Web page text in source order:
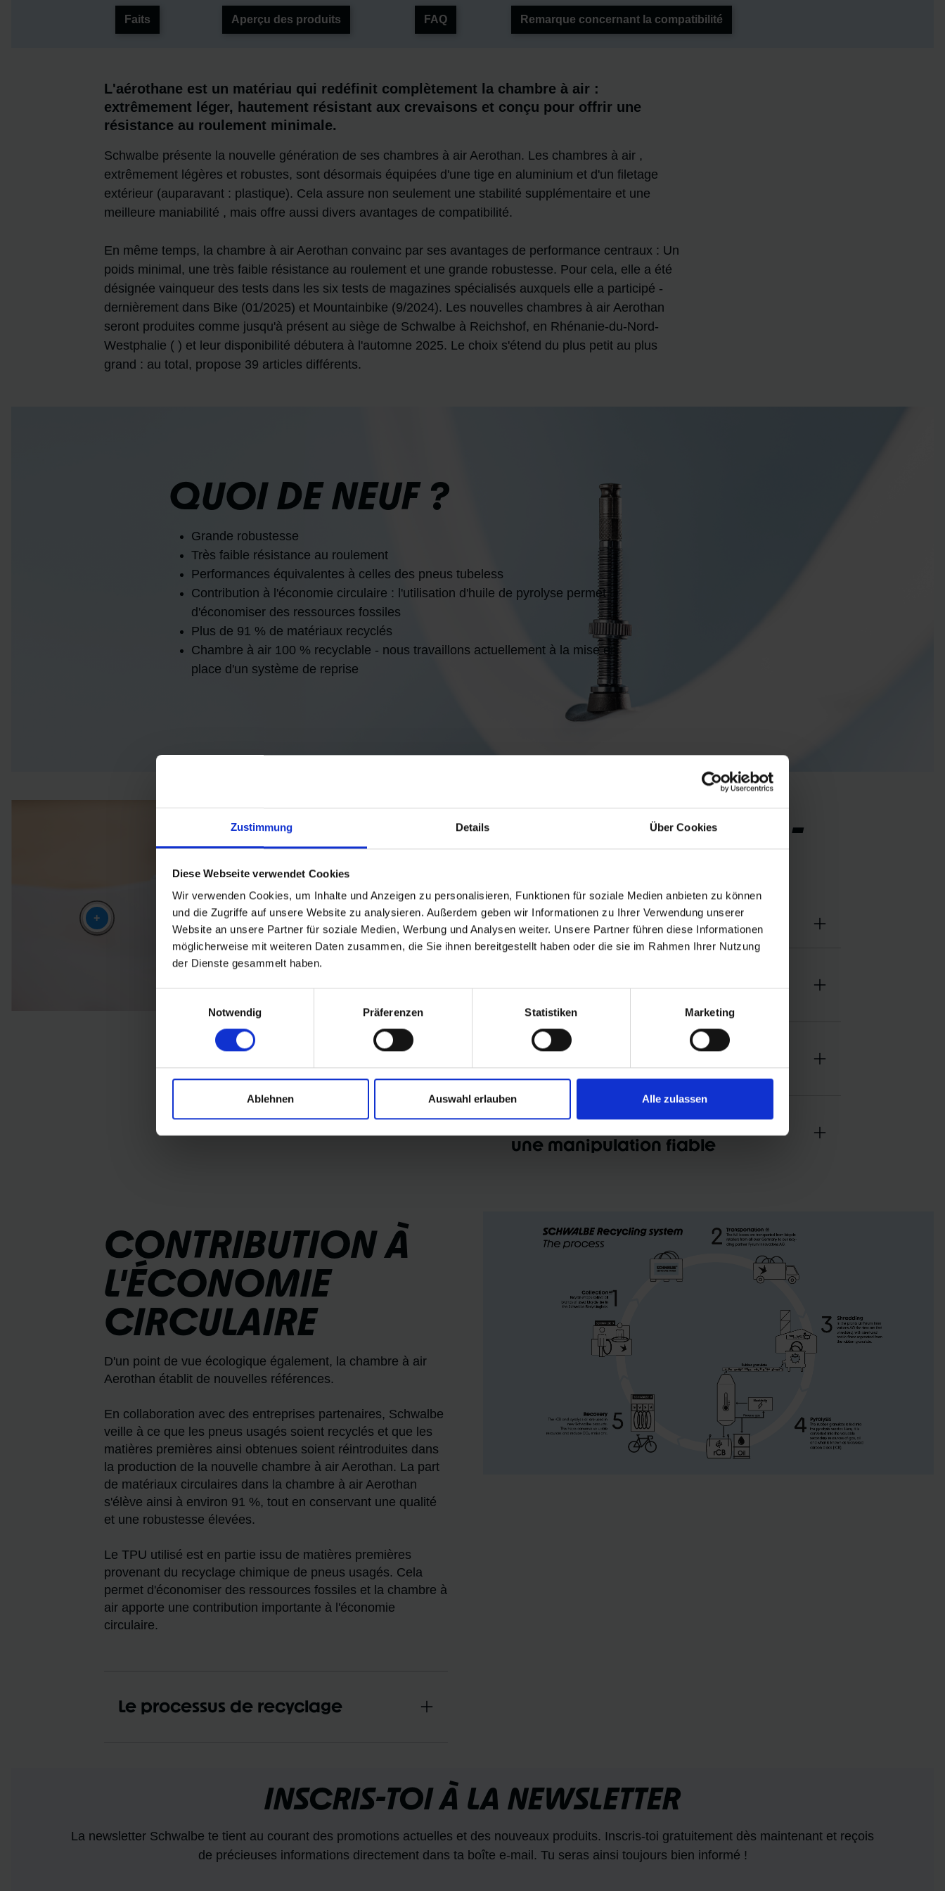
Zustimmung Details Über Cookies
Diese Webseite verwendet Cookies
Wir verwenden Cookies, um Inhalte und Anzeigen zu personalisieren, Funktionen für soziale Medien anbieten zu können
und die Zugriffe auf unsere Website zu analysieren. Außerdem geben wir Informationen zu Ihrer Verwendung unserer
Website an unsere Partner für soziale Medien, Werbung und Analysen weiter. Unsere Partner führen diese Informationen
möglicherweise mit weiteren Daten zusammen, die Sie ihnen bereitgestellt haben oder die sie im Rahmen Ihrer Nutzung
der Dienste gesammelt haben.
Notwendig
Präferenzen Statistiken Marketing
Ablehnen Auswahl erlauben Alle zulassen
Faits Aperçu des produits FAQ Remarque concernant la compatibilité
L'aérothane est un matériau qui redéfinit complètement la chambre à air :
extrêmement léger, hautement résistant aux crevaisons et conçu pour offrir une
résistance au roulement minimale.
Schwalbe présente la nouvelle génération de ses chambres à air Aerothan. Les chambres à air ,
extrêmement légères et robustes, sont désormais équipées d'une tige en aluminium et d'un filetage
extérieur (auparavant : plastique). Cela assure non seulement une stabilité supplémentaire et une
meilleure maniabilité , mais offre aussi divers avantages de compatibilité.
En même temps, la chambre à air Aerothan convainc par ses avantages de performance centraux : Un
poids minimal, une très faible résistance au roulement et une grande robustesse. Pour cela, elle a été
désignée vainqueur des tests dans les six tests de magazines spécialisés auxquels elle a participé -
dernièrement dans Bike (01/2025) et Mountainbike (9/2024). Les nouvelles chambres à air Aerothan
seront produites comme jusqu'à présent au siège de Schwalbe à Reichshof, en Rhénanie-du-Nord-
Westphalie ( ) et leur disponibilité débutera à l'automne 2025. Le choix s'étend du plus petit au plus
grand : au total, propose 39 articles différents.
QUOI DE NEUF ?
Grande robustesse
Très faible résistance au roulement
Performances équivalentes à celles des pneus tubeless
Contribution à l'économie circulaire : l'utilisation d'huile de pyrolyse permet
d'économiser des ressources fossiles
Plus de 91 % de matériaux recyclés
Chambre à air 100 % recyclable - nous travaillons actuellement à la mise en
place d'un système de reprise
+
+
+
AEROTHAN TUBE -
40 % plus léger
Protection accrue contre les
crevaisons
Tige de valve en aluminium pour
une manipulation fiable
CONTRIBUTION À
L'ÉCONOMIE
CIRCULAIRE
D'un point de vue écologique également, la chambre à air
Aerothan établit de nouvelles références.
En collaboration avec des entreprises partenaires, Schwalbe
veille à ce que les pneus usagés soient recyclés et que les
matières premières ainsi obtenues soient réintroduites dans
la production de la nouvelle chambre à air Aerothan. La part
de matériaux circulaires dans la chambre à air Aerothan
s'élève ainsi à environ 91 %, tout en conservant une qualité
et une robustesse élevées.
Le TPU utilisé est en partie issu de matières premières
provenant du recyclage chimique de pneus usagés. Cela
permet d'économiser des ressources fossiles et la chambre à
air apporte une contribution importante à l'économie
circulaire.
Le processus de recyclage
INSCRIS-TOI À LA NEWSLETTER
La newsletter Schwalbe te tient au courant des promotions actuelles et des nouveaux produits. Inscris-toi gratuitement dès maintenant et reçois
de précieuses informations directement dans ta boîte e-mail. Tu seras ainsi toujours bien informé !